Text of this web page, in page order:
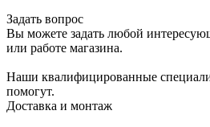
Задать вопрос
Вы можете задать любой
или работе магазина.
Наши квалифицированные
помогут.
Доставка и монтаж